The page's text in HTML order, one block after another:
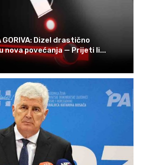
GORIVA: Dizel drastično
nova povećanja — Prijeti li...